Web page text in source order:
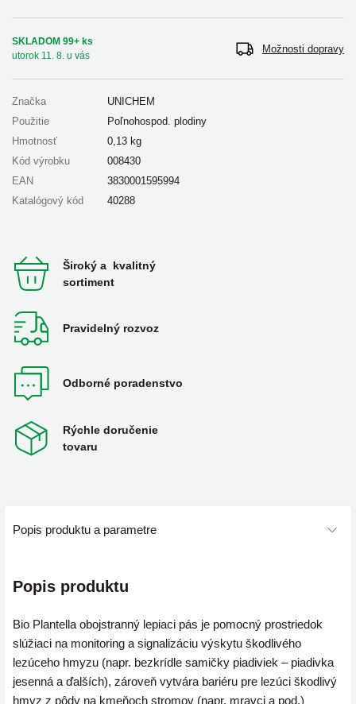
SKLADOM 99+ ks
utorok 11. 8. u vás
Možnosti dopravy
Značka
UNICHEM
Použitie
Poľnohospod. plodiny
Hmotnosť
0,13 kg
Kód výrobku
008430
EAN
3830001595994
Katalógový kód
40288
Široký a kvalitný
sortiment
Pravidelný rozvoz
Odborné poradenstvo
Rýchle doručenie
tovaru
Popis produktu a parametre
Popis produktu
Bio Plantella obojstranný lepiaci pás je pomocný prostriedok
slúžiaci na monitoring a signalizáciu výskytu škodlivého
lezúceho hmyzu (napr. bezkrídle samičky piadiviek – piadivka
jesenná a ďalších), zároveň vytvára bariéru pre lezúci škodlivý
hmyz z pôdy na kmeňoch stromov (napr. mravci a pod.)